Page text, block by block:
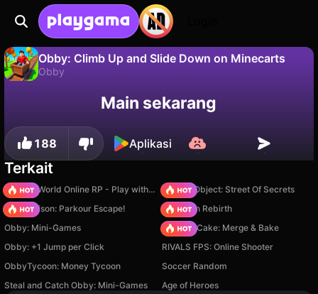
Obby: Climb Up and Slide Down on Minecarts
Obby
Simpan progresnya!
Main sekarang
188 Aplikasi
Terkait
Sprunki World Online RP - Play with Friends!
Hidden Object: Street Of Secrets
Barry Prison: Parkour Escape!
Stickman Rebirth
Obby: Mini-Games
Piece of Cake: Merge & Bake
Obby: +1 Jump per Click
RIVALS FPS: Online Shooter
ObbyTycoon: Money Tycoon
Soccer Random
Steal and Catch Obby: Mini-Games
Age of Heroes